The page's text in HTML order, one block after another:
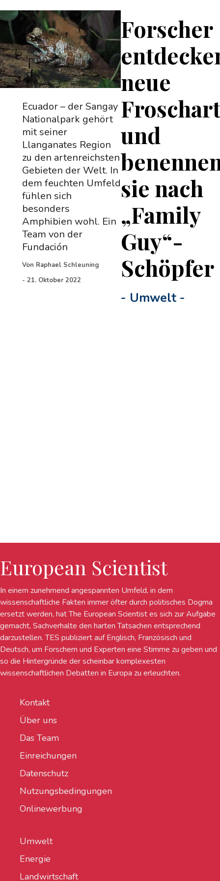
Forscher
neue
und
sie nach
„Family
Guy“-
Schöpfer
- Umwelt -
Ecuador – der Sangay
Nationalpark gehört
mit seiner
Llanganates Region
zu den artenreichsten
Gebieten der Welt. In
dem feuchten Umfeld
fühlen sich
besonders
Amphibien wohl. Ein
Team von der
Fundación
Von Raphael Schleuning
- 21. Oktober 2022
European Scientist
In einem zunehmend angespannten Umfeld, in dem
wissenschaftliche Fakten immer öfter durch politisches Dogma
ersetzt werden, hat The European Scientist es sich zur Aufgabe
gemacht, Sachverhalte den harten Tatsachen entsprechend
darzustellen. TES publiziert auf Englisch, Französisch und
Deutsch, um Forschern und Experten eine Stimme zu geben und
so die Hintergründe der scheinbar komplexesten
wissenschaftlichen Debatten in Europa zu erleuchten.
Kontakt
Über uns
Das Team
Einreichungen
Datenschutz
Nutzungsbedingungen
Onlinewerbung
Umwelt
Energie
Landwirtschaft